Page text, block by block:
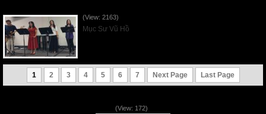
(View: 2163)
Mục Sư Vũ Hồ
1 2 3 4 5 6 7 Next Page Last Page
(View: 172)